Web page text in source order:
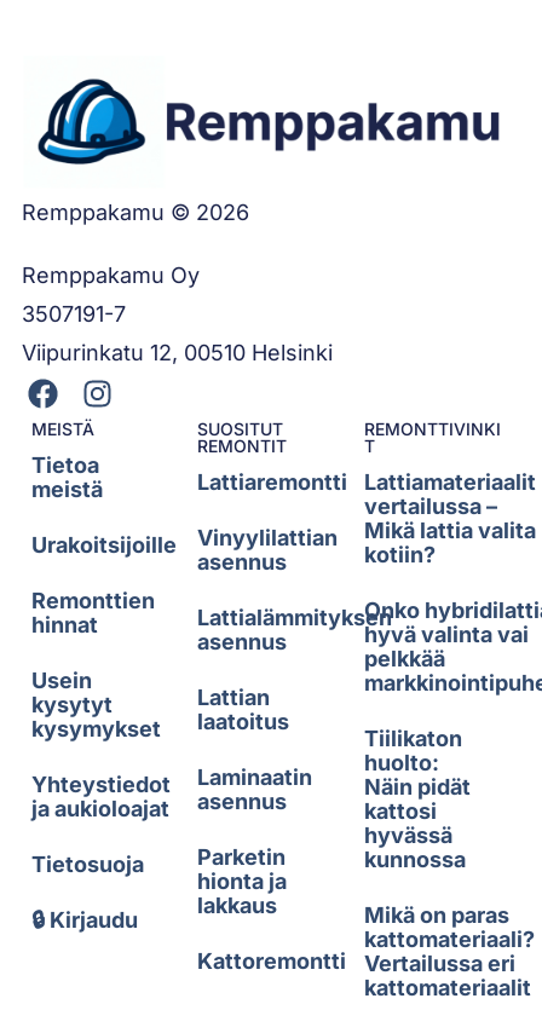
Remppakamu © 2026
Remppakamu Oy
3507191-7
Viipurinkatu 12, 00510 Helsinki
MEISTÄ
Tietoa
meistä
Urakoitsijoille
Remonttien
hinnat
Usein
kysytyt
kysymykset
Yhteystiedot
ja aukioloajat
Tietosuoja
🔒 Kirjaudu
SUOSITUT
REMONTIT
Lattiaremontti
Vinyylilattian
asennus
Lattialämmityksen
asennus
Lattian
laatoitus
Laminaatin
asennus
Parketin
hionta ja
lakkaus
Kattoremontti
REMONTTIVINKI
T
Lattiamateriaalit
vertailussa –
Mikä lattia valita
kotiin?
Onko
hyvä valinta vai
pelkkää
Tiilikaton
huolto:
Näin pidät
kattosi
hyvässä
kunnossa
Mikä on paras
kattomateriaali?
Vertailussa eri
kattomateriaalit